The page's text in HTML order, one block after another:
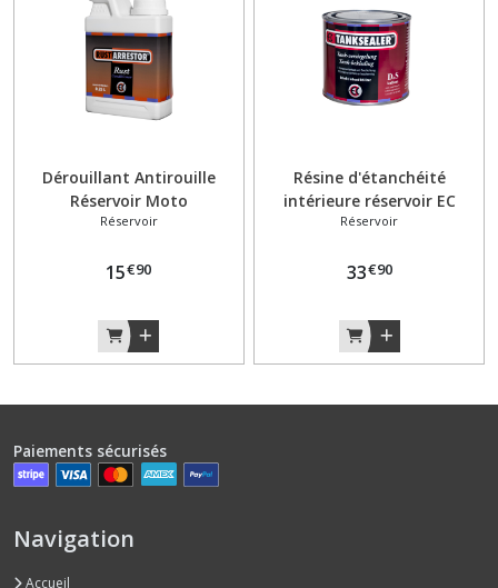
Dérouillant Antirouille
Réservoir Moto
RustArrestor 250 ml
Réservoir
15€90
Résine d'étanchéité
intérieure réservoir EC
TankSealer 500 ml
Réservoir
33€90
Paiements sécurisés
Navigation
Accueil